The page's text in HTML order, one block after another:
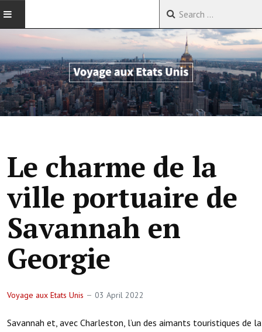
ACCUEIL
VOYAGES EN CHINE
VOYAGES EN ASIE
Le charme de la
ville portuaire de
Savannah en
Georgie
Voyage aux Etats Unis 03 April 2022
Savannah et, avec Charleston, l’un des aimants touristiques de la